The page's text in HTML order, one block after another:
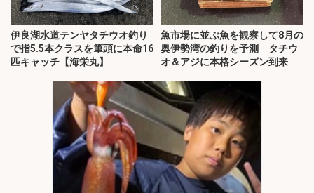
伊良湖水道テンヤタチウオ釣り
で指5.5本クラスを筆頭に本命16
匹キャッチ【海栄丸】
魚市場に並ぶ魚を観察して8月の
奥伊勢湾の釣りを予測 タチウ
オ＆アジに本格シーズン到来